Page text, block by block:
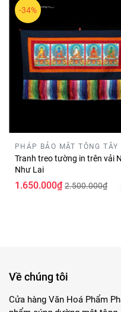
-34%
PHÁP BẢO MẬT TÔNG TÂY
Tranh treo tường in trên vải
Như Lai
1.650.000₫ 2.500.000₫
Về chúng tôi
Cửa hàng Văn Hoá Phẩm